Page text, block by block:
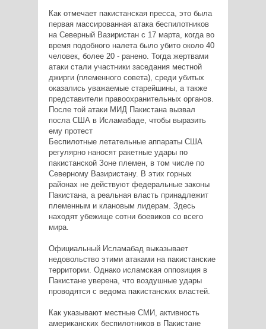
Как отмечает пакистанская пресса, это была
первая массированная атака беспилотников
на Северный Вазиристан с 17 марта, когда во
время подобного налета было убито около 40
человек, более 20 - ранено. Тогда жертвами
атаки стали участники заседания местной
джирги (племенного совета), среди убитых
оказались уважаемые старейшины, а также
представители правоохранительных органов.
После той атаки МИД Пакистана вызвал
посла США в Исламабаде, чтобы выразить
ему протест
Беспилотные летательные аппараты США
регулярно наносят ракетные удары по
пакистанской Зоне племен, в том числе по
Северному Вазиристану. В этих горных
районах не действуют федеральные законы
Пакистана, а реальная власть принадлежит
племенным и клановым лидерам. Здесь
находят убежище сотни боевиков со всего
мира.
Официальный Исламабад выказывает
недовольство этими атаками на пакистанские
территории. Однако исламская оппозиция в
Пакистане уверена, что воздушные удары
проводятся с ведома пакистанских властей.
Как указывают местные СМИ, активность
американских беспилотников в Пакистане